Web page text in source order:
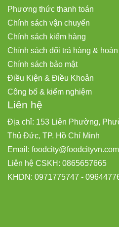
Phương thức thanh toán
Chính sách vận chuyển
Chính sách kiểm hàng
Chính sách đổi trả hàng &
Chính sách bảo mật
Điều Kiện & Điều Khoản
Công bố & kiểm nghiệm
Liên hệ
Địa chỉ: 153 Liên Phường,
Thủ Đức, TP. Hồ Chí Minh
Email: foodcity@foodcityvn.com
Liên hệ CSKH: 0865657665
KHDN: 0971775747 -